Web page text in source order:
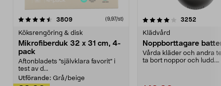
3809recensioner (9,97/st)
Köksrengöring & disk
Mikrofiberduk 32 x 31 cm, 4-
pack
Aftonbladets "självklara favorit” i
test av d...
Utförande: Grå/beige
4.0av 5 stjärnor 3252
Klädvård
Noppborttagare
Vårda kläder och andra
ta bort noppor och ludd.
4.5av 5 stjärnor